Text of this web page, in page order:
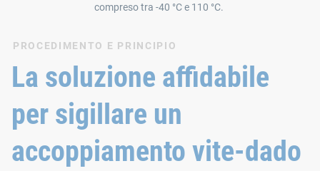
compreso tra -40 °C e 110 °C.
PROCEDIMENTO E PRINCIPIO
La soluzione affidabile
per sigillare un
accoppiamento vite-dado